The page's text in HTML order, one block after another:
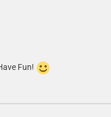
Fun!